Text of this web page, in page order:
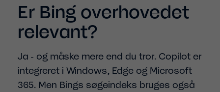
Er Bing overhovedet
relevant?
Ja - og måske mere end du tror. Copilot er
integreret i Windows, Edge og Microsoft
365. Men Bings søgeindeks bruges også